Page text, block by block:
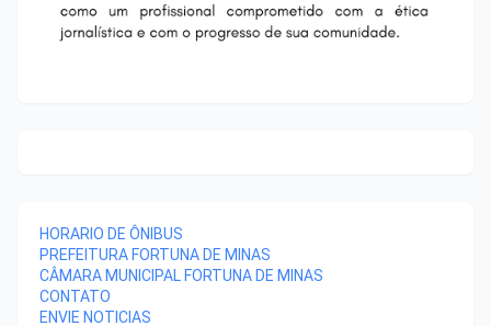
HORARIO DE ÔNIBUS
PREFEITURA FORTUNA DE MINAS
CÂMARA MUNICIPAL FORTUNA DE MINAS
CONTATO
ENVIE NOTICIAS